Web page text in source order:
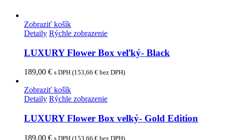
Zobraziť košík
Detaily Rýchle zobrazenie
LUXURY Flower Box veľký- Black
189,00 € s DPH (153,66 € bez DPH)
Zobraziť košík
Detaily Rýchle zobrazenie
LUXURY Flower Box velký- Gold Edition
189,00 € s DPH (153,66 € bez DPH)